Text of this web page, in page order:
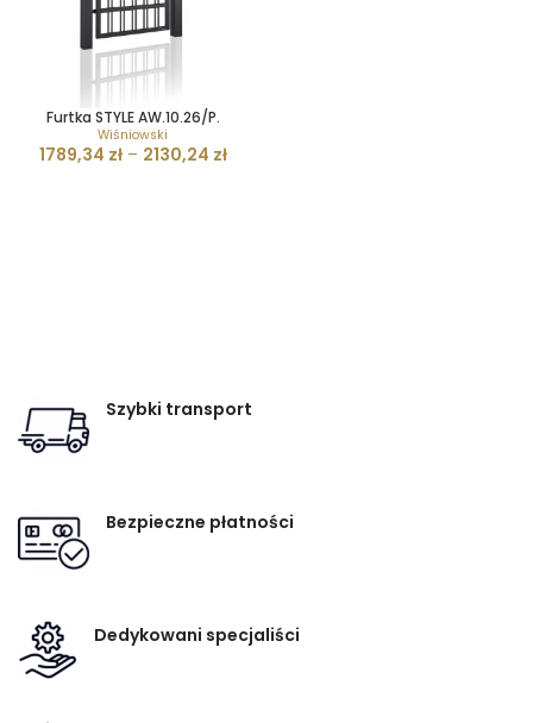
Furtka STYLE AW.10.26/P.
Wiśniowski
1789,34 zł– 2130,24 zł
Szybki transport
Bezpieczne płatności
Dedykowani specjaliści